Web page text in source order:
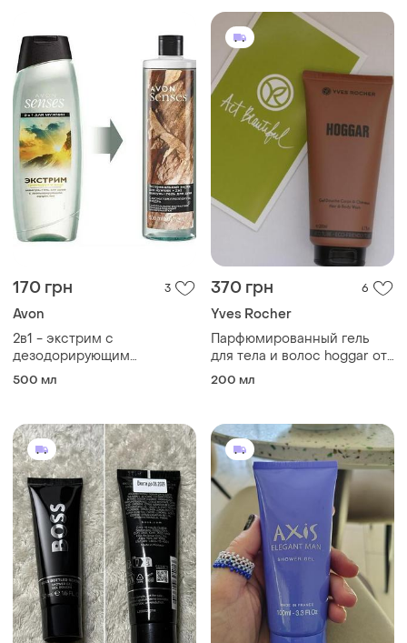
170 грн 3
Avon
2в1 - экстрим с
дезодорирующим
эффектом avon 500мл.
500 мл
370 грн 6
Yves Rocher
Парфюмированный гель
для тела и волос hoggar от
yves rocher
200 мл